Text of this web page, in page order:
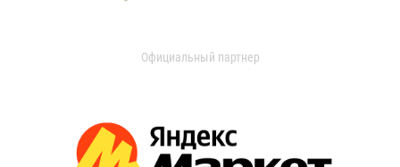
Официальный партнер